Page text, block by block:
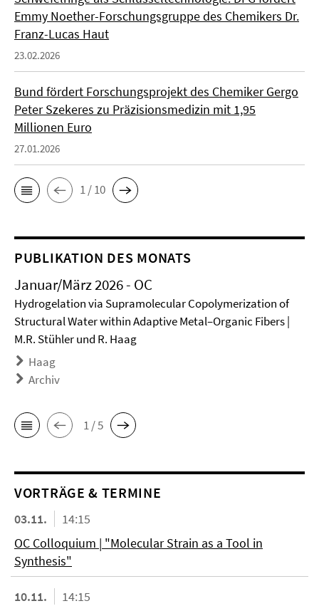
Emmy Noether-Forschungsgruppe des Chemikers Dr.
Franz-Lucas Haut
23.02.2026
Bund fördert Forschungsprojekt des Chemiker Gergo
Peter Szekeres zu Präzisionsmedizin mit 1,95
Millionen Euro
27.01.2026
1 / 10
PUBLIKATION DES MONATS
Januar/März 2026 - OC
Hydrogelation via Supramolecular Copolymerization of
Structural Water within Adaptive Metal–Organic Fibers |
M.R. Stühler und R. Haag
Haag
Archiv
1 / 5
VORTRÄGE & TERMINE
03.11.
14:15
OC Colloquium | "Molecular Strain as a Tool in
Synthesis"
10.11.
14:15